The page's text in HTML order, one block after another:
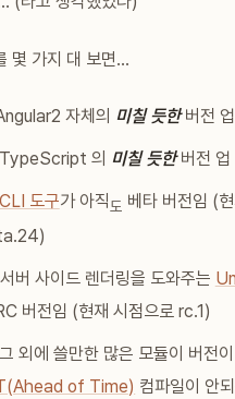
몇 가지 대 보면…
자체의 미칠 듯한버전 업
TypeScript 의 미칠 듯한버전 업
CLI 도구가 아직도 베타 버전임 (
서버 사이드 렌더링을 도와주는
버전임 (현재 시점으로 rc.1)
그 외에 쓸만한 많은 모듈이 버전
of Time) 컴파일이 안